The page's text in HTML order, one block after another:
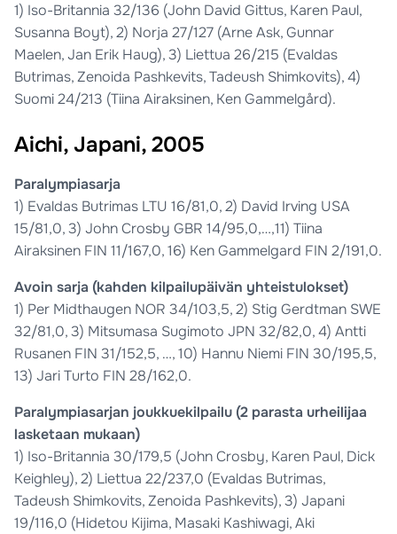
1) Iso-Britannia 32/136 (John David Gittus, Karen Paul,
Susanna Boyt), 2) Norja 27/127 (Arne Ask, Gunnar
Maelen, Jan Erik Haug), 3) Liettua 26/215 (Evaldas
Butrimas, Zenoida Pashkevits, Tadeush Shimkovits), 4)
Suomi 24/213 (Tiina Airaksinen, Ken Gammelgård).
Aichi, Japani, 2005
Paralympiasarja
1) Evaldas Butrimas LTU 16/81,0, 2) David Irving USA
15/81,0, 3) John Crosby GBR 14/95,0,…,11) Tiina
Airaksinen FIN 11/167,0, 16) Ken Gammelgard FIN 2/191,0.
Avoin sarja (kahden kilpailupäivän yhteistulokset)
1) Per Midthaugen NOR 34/103,5, 2) Stig Gerdtman SWE
32/81,0, 3) Mitsumasa Sugimoto JPN 32/82,0, 4) Antti
Rusanen FIN 31/152,5, …, 10) Hannu Niemi FIN 30/195,5,
13) Jari Turto FIN 28/162,0.
Paralympiasarjan joukkuekilpailu (2 parasta urheilijaa
lasketaan mukaan)
1) Iso-Britannia 30/179,5 (John Crosby, Karen Paul, Dick
Keighley), 2) Liettua 22/237,0 (Evaldas Butrimas,
Tadeush Shimkovits, Zenoida Pashkevits), 3) Japani
19/116,0 (Hidetou Kijima, Masaki Kashiwagi, Aki